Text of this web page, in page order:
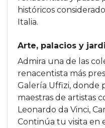
históricos
Italia.
Arte, palacios y
Admira una de las
renacentista más
Galería Uffizi, donde
maestras de artistas
Leonardo da Vinci,
Continúa tu visita en